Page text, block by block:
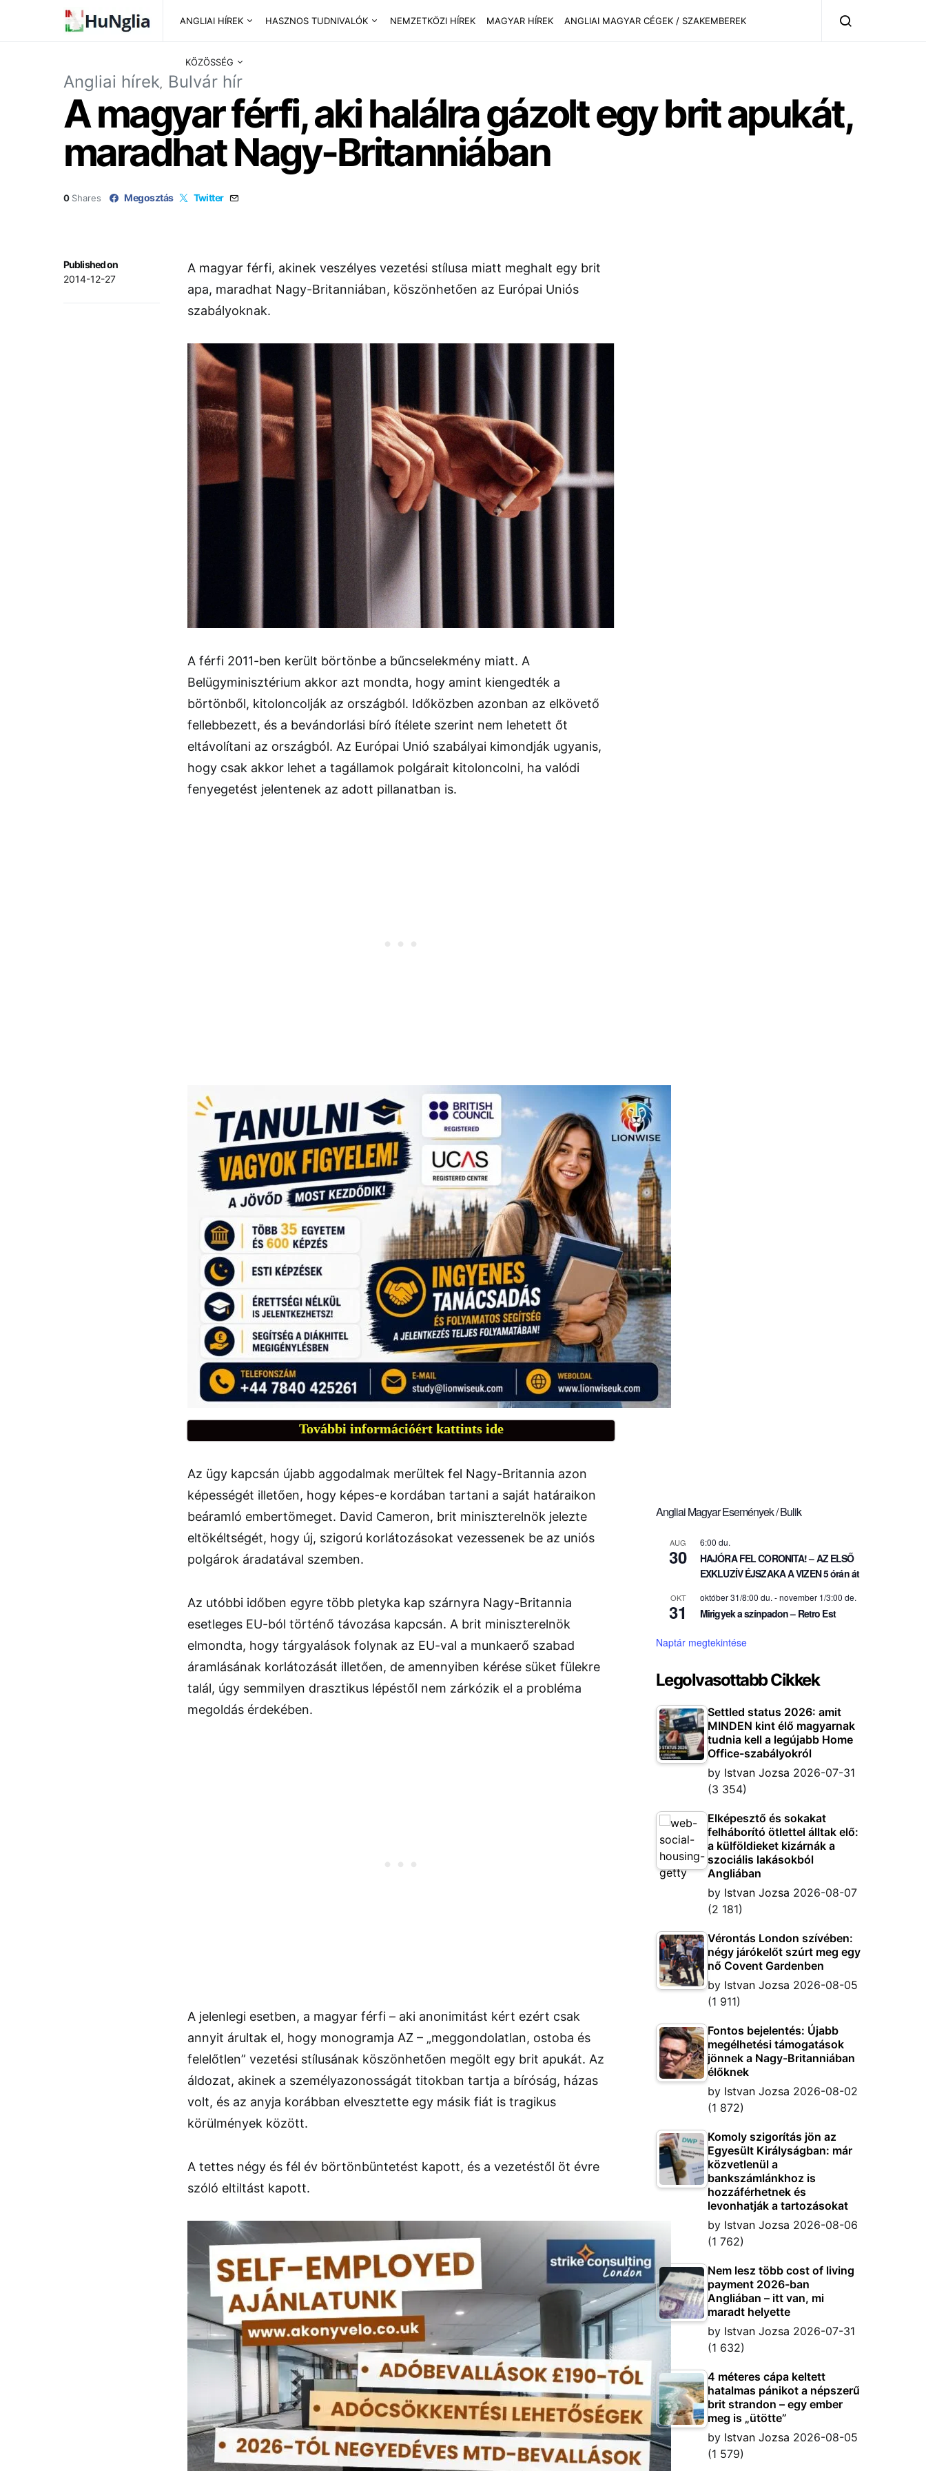
ANGLIAI HÍREK HASZNOS TUDNIVALÓK NEMZETKÖZI HÍREK MAGYAR HÍREK ANGLIAI MAGYAR CÉGEK / SZAKEMBEREK
KÖZÖSSÉG
Angliai hírek Bulvár hír
A magyar férfi, aki halálra gázolt egy brit apukát,
maradhat Nagy-Britanniában
0 Shares Megosztás Twitter
Published on
2014-12-27
A magyar férfi, akinek veszélyes vezetési stílusa miatt meghalt egy brit
apa, maradhat Nagy-Britanniában, köszönhetően az Európai Uniós
szabályoknak.
A férfi 2011-ben került börtönbe a bűncselekmény miatt. A
Belügyminisztérium akkor azt mondta, hogy amint kiengedték a
börtönből, kitoloncolják az országból. Időközben azonban az elkövető
fellebbezett, és a bevándorlási bíró ítélete szerint nem lehetett őt
eltávolítani az országból. Az Európai Unió szabályai kimondják ugyanis,
hogy csak akkor lehet a tagállamok polgárait kitoloncolni, ha valódi
fenyegetést jelentenek az adott pillanatban is.
További információért kattints ide
Az ügy kapcsán újabb aggodalmak merültek fel Nagy-Britannia azon
képességét illetően, hogy képes-e kordában tartani a saját határaikon
beáramló embertömeget. David Cameron, brit miniszterelnök jelezte
eltökéltségét, hogy új, szigorú korlátozásokat vezessenek be az uniós
polgárok áradatával szemben.
Az utóbbi időben egyre több pletyka kap szárnyra Nagy-Britannia
esetleges EU-ból történő távozása kapcsán. A brit miniszterelnök
elmondta, hogy tárgyalások folynak az EU-val a munkaerő szabad
áramlásának korlátozását illetően, de amennyiben kérése süket fülekre
talál, úgy semmilyen drasztikus lépéstől nem zárkózik el a probléma
megoldás érdekében.
A jelenlegi esetben, a magyar férfi – aki anonimitást kért ezért csak
annyit árultak el, hogy monogramja AZ – „meggondolatlan, ostoba és
felelőtlen” vezetési stílusának köszönhetően megölt egy brit apukát. Az
áldozat, akinek a személyazonosságát titokban tartja a bíróság, házas
volt, és az anyja korábban elvesztette egy másik fiát is tragikus
körülmények között.
A tettes négy és fél év börtönbüntetést kapott, és a vezetéstől öt évre
szóló eltiltást kapott.
Angliai Magyar Események / Bulik
AUG
30
6:00 du.
HAJÓRA FEL CORONITA! – AZ ELSŐ
EXKLUZÍV ÉJSZAKA A VIZEN 5 órán át
OKT
31
október 31/8:00 du. -november 1/3:00 de.
Mirigyek a színpadon – Retro Est
Naptár megtekintése
Legolvasottabb Cikkek
Settled status 2026: amit
MINDEN kint élő magyarnak
tudnia kell a legújabb Home
Office-szabályokról
by Istvan Jozsa 2026-07-31
(3 354)
Elképesztő és sokakat
felháborító ötlettel álltak elő:
a külföldieket kizárnák a
szociális lakásokból
Angliában
by Istvan Jozsa 2026-08-07
(2 181)
Vérontás London szívében:
négy járókelőt szúrt meg egy
nő Covent Gardenben
by Istvan Jozsa 2026-08-05
(1 911)
Fontos bejelentés: Újabb
megélhetési támogatások
jönnek a Nagy-Britanniában
élőknek
by Istvan Jozsa 2026-08-02
(1 872)
Komoly szigorítás jön az
Egyesült Királyságban: már
közvetlenül a
bankszámlánkhoz is
hozzáférhetnek és
levonhatják a tartozásokat
by Istvan Jozsa 2026-08-06
(1 762)
Nem lesz több cost of living
payment 2026-ban
Angliában – itt van, mi
maradt helyette
by Istvan Jozsa 2026-07-31
(1 632)
4 méteres cápa keltett
hatalmas pánikot a népszerű
brit strandon – egy ember
meg is „ütötte”
by Istvan Jozsa 2026-08-05
(1 579)